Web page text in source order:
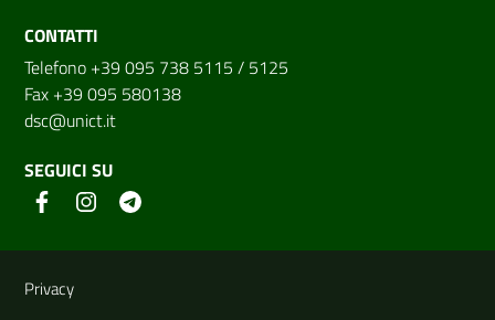
CONTATTI
Telefono +39 095 738 5115 / 5125
Fax +39 095 580138
dsc@unict.it
SEGUICI SU
Link e informazioni utili
Privacy